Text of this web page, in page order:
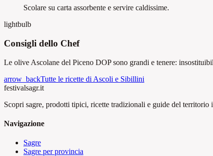
Scolare su carta assorbente e servire caldissime.
lightbulb
Consigli dello Chef
Le olive Ascolane del Piceno DOP sono grandi e tenere:
arrow_backTutte le ricette di Ascoli e Sibillini
festivalsagr.it
Scopri sagre, prodotti tipici, ricette tradizionali e guide del territorio
Navigazione
Sagre
Sagre per provincia